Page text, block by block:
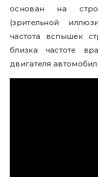
основан на
(зрительной
частота вспышек
близка частоте
двигателя